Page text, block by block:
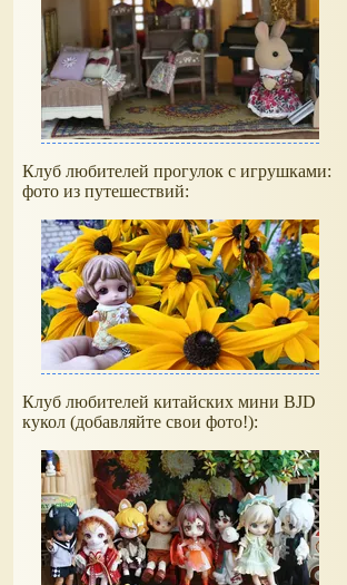
Клуб любителей прогулок с игрушками:
фото из путешествий:
Клуб любителей китайских мини BJD
кукол (добавляйте свои фото!):